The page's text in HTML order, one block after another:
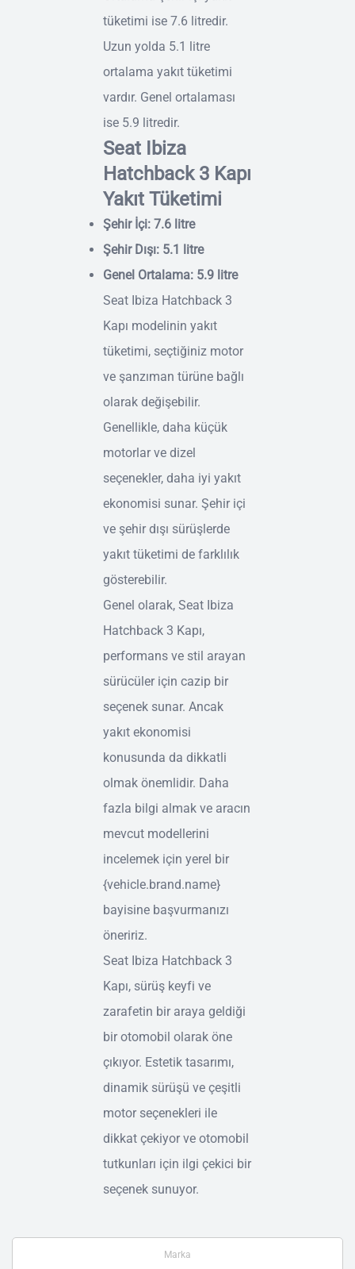
tüketimi ise 7.6 litredir.
Uzun yolda 5.1 litre
ortalama yakıt tüketimi
vardır. Genel ortalaması
ise 5.9 litredir.
Seat Ibiza
Hatchback 3 Kapı
Yakıt Tüketimi
Şehir İçi: 7.6 litre
Şehir Dışı: 5.1 litre
Genel Ortalama: 5.9 litre
Seat Ibiza Hatchback 3
Kapı modelinin yakıt
tüketimi, seçtiğiniz motor
ve şanzıman türüne bağlı
olarak değişebilir.
Genellikle, daha küçük
motorlar ve dizel
seçenekler, daha iyi yakıt
ekonomisi sunar. Şehir içi
ve şehir dışı sürüşlerde
yakıt tüketimi de farklılık
gösterebilir.
Genel olarak, Seat Ibiza
Hatchback 3 Kapı,
performans ve stil arayan
sürücüler için cazip bir
seçenek sunar. Ancak
yakıt ekonomisi
konusunda da dikkatli
olmak önemlidir. Daha
fazla bilgi almak ve aracın
mevcut modellerini
incelemek için yerel bir
{vehicle.brand.name}
bayisine başvurmanızı
öneririz.
Seat Ibiza Hatchback 3
Kapı, sürüş keyfi ve
zarafetin bir araya geldiği
bir otomobil olarak öne
çıkıyor. Estetik tasarımı,
dinamik sürüşü ve çeşitli
motor seçenekleri ile
dikkat çekiyor ve otomobil
tutkunları için ilgi çekici bir
seçenek sunuyor.
Marka